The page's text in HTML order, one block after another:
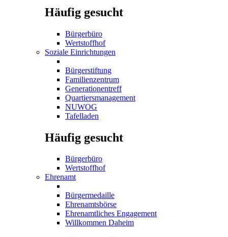
Häufig gesucht
Bürgerbüro
Wertstoffhof
Soziale Einrichtungen
Bürgerstiftung
Familienzentrum
Generationentreff
Quartiersmanagement
NUWOG
Tafelladen
Häufig gesucht
Bürgerbüro
Wertstoffhof
Ehrenamt
Bürgermedaille
Ehrenamtsbörse
Ehrenamtliches Engagement
Willkommen Daheim